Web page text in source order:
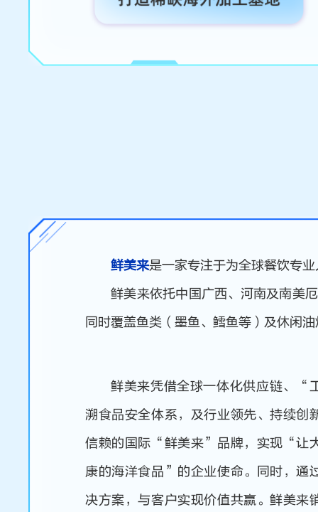
鲜美来是一家专注于为全球餐饮专
鲜美来依托中国广西、河南及南美
同时覆盖鱼类（墨鱼、鳕鱼等）及休闲
鲜美来凭借全球一体化供应链、“
溯食品安全体系，及行业领先、持续创
信赖的国际“鲜美来”品牌，实现“让
康的海洋食品”的企业使命。同时，通
决方案，与客户实现价值共赢。鲜美来